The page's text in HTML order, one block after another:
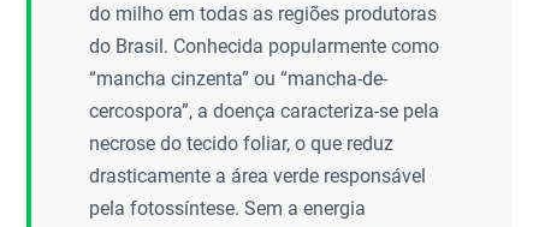
do milho em todas as regiões produtoras
do Brasil. Conhecida popularmente como
“mancha cinzenta” ou “mancha-de-
cercospora”, a doença caracteriza-se pela
necrose do tecido foliar, o que reduz
drasticamente a área verde responsável
pela fotossíntese. Sem a energia